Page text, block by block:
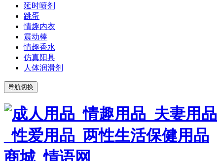
延时喷剂
跳蛋
情趣内衣
震动棒
情趣香水
仿真阳具
人体润滑剂
导航切换